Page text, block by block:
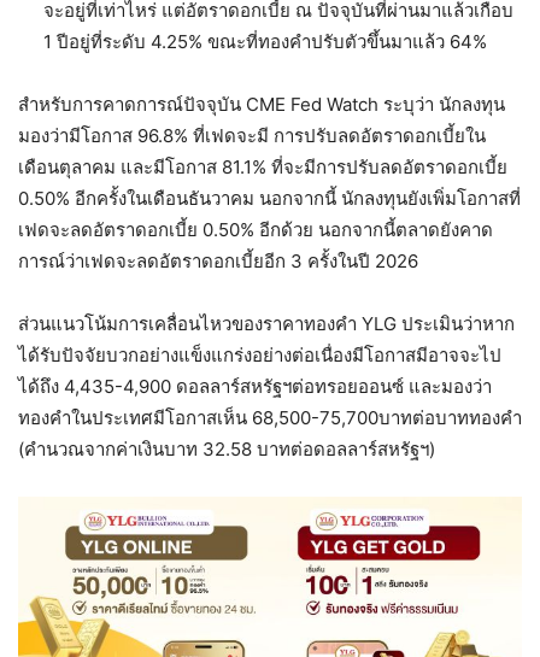
จะอยู่ที่เท่าไหร่ แต่อัตราดอกเบี้ย ณ ปัจจุบันที่ผ่านมาแล้วเกือบ
1 ปีอยู่ที่ระดับ 4.25% ขณะที่ทองคำปรับตัวขึ้นมาแล้ว 64%
สำหรับการคาดการณ์ปัจจุบัน CME Fed Watch ระบุว่า นักลงทุน
มองว่ามีโอกาส 96.8% ที่เฟดจะมี การปรับลดอัตราดอกเบี้ยใน
เดือนตุลาคม และมีโอกาส 81.1% ที่จะมีการปรับลดอัตราดอกเบี้ย
0.50% อีกครั้งในเดือนธันวาคม นอกจากนี้ นักลงทุนยังเพิ่มโอกาสที่
เฟดจะลดอัตราดอกเบี้ย 0.50% อีกด้วย นอกจากนี้ตลาดยังคาด
การณ์ว่าเฟดจะลดอัตราดอกเบี้ยอีก 3 ครั้งในปี 2026
ส่วนแนวโน้มการเคลื่อนไหวของราคาทองคำ YLG ประเมินว่าหาก
ได้รับปัจจัยบวกอย่างแข็งแกร่งอย่างต่อเนื่องมีโอกาสมีอาจจะไป
ได้ถึง 4,435-4,900 ดอลลาร์สหรัฐฯต่อทรอยออนซ์ และมองว่า
ทองคำในประเทศมีโอกาสเห็น 68,500-75,700บาทต่อบาททองคำ
(คำนวณจากค่าเงินบาท 32.58 บาทต่อดอลลาร์สหรัฐฯ)